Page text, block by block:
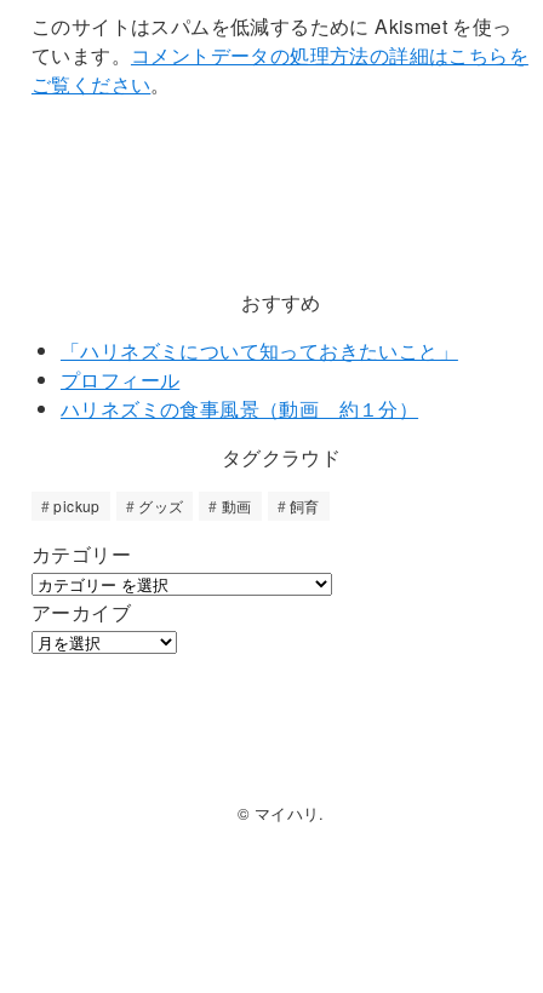
このサイトはスパムを低減するために Akismet を使っ
ています。 コメントデータの処理方法の詳細はこちらを
ご覧ください。
おすすめ
「ハリネズミについて知っておきたいこと」
プロフィール
ハリネズミの食事風景（動画 約１分）
タグクラウド
pickup グッズ 動画 飼育
カテゴリー
アーカイブ
© マイハリ.